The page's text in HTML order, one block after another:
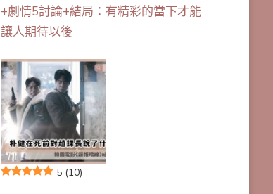
+劇情5討論+結局：有精彩的當下才能
讓人期待以後
5 (10)